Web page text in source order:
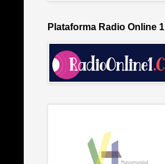
Plataforma Radio Online 1